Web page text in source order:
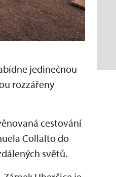
jedinečnou
rozzářeny
cestování
Collalto do
světů.